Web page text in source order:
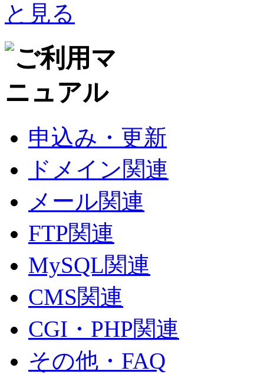
申込み・更新
ドメイン関連
メール関連
FTP関連
MySQL関連
CMS関連
CGI・PHP関連
その他・FAQ